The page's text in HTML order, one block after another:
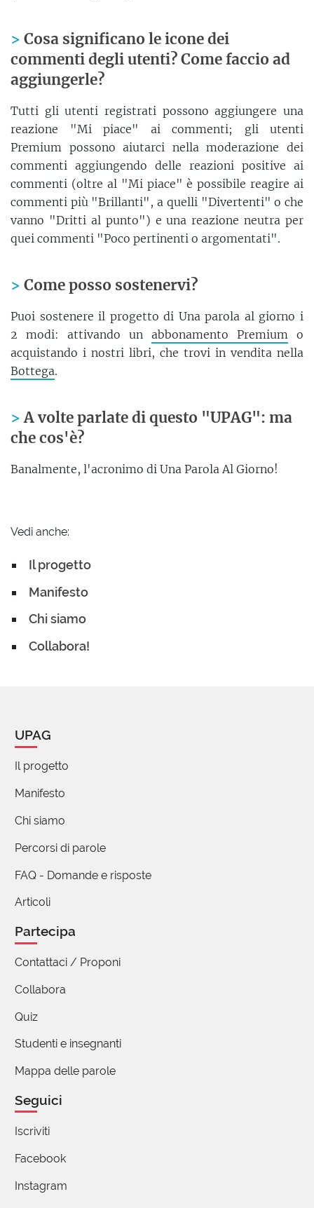
Cosa significano le icone dei
commenti degli utenti? Come faccio ad
aggiungerle?
Tutti gli utenti registrati possono aggiungere una
reazione "Mi piace" ai commenti; gli utenti
Premium possono aiutarci nella moderazione dei
commenti aggiungendo delle reazioni positive ai
commenti (oltre al "Mi piace" è possibile reagire ai
commenti più "Brillanti", a quelli "Divertenti" o che
vanno "Dritti al punto") e una reazione neutra per
quei commenti "Poco pertinenti o argomentati".
Come posso sostenervi?
Puoi sostenere il progetto di Una parola al giorno i
2 modi: attivando un abbonamento Premium o
acquistando i nostri libri, che trovi in vendita nella
Bottega.
A volte parlate di questo "UPAG": ma
che cos'è?
Banalmente, l'acronimo di Una Parola Al Giorno!
Vedi anche:
Il progetto
Manifesto
Chi siamo
Collabora!
UPAG
Il progetto
Manifesto
Chi siamo
Percorsi di parole
FAQ - Domande e risposte
Articoli
Partecipa
Contattaci / Proponi
Collabora
Quiz
Studenti e insegnanti
Mappa delle parole
Seguici
Iscriviti
Facebook
Instagram